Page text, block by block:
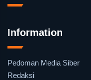
Information
Pedoman Media Siber
Redaksi